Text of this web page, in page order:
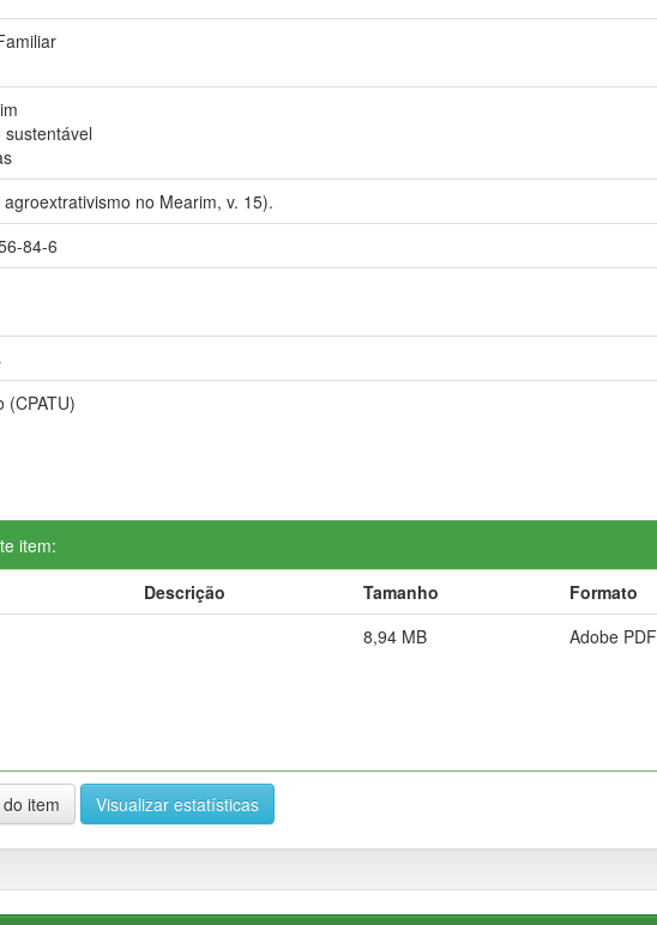
sustentável
no Mearim, v. 15).
84-6
(CPATU)
item:
Descrição Tamanho
Formato
8,94 MB Adobe PDF
item Visualizar estatísticas